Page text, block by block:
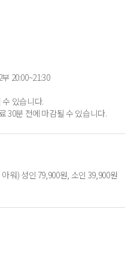
20:00~21:30
있습니다.
30분 전에 마감될 수 있습니다.
워) 성인 79,900원, 소인 39,900원